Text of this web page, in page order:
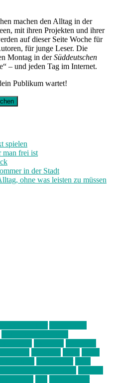
machen den Alltag in der
mit ihren Projekten und ihrer
auf dieser Seite Woche für
für junge Leser. Die
Montag in derSüddeutschen
– und jeden Tag im Internet.
Publikum wartet!
spielen
man frei ist
in der Stadt
ohne was leisten zu müssen